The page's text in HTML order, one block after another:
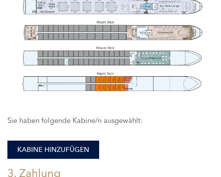
101
102
103
104
105
106
107
108
109
110
111
112
Sie haben folgende Kabine/n ausgewählt:
KABINE HINZUFÜGEN
3. Zahlung